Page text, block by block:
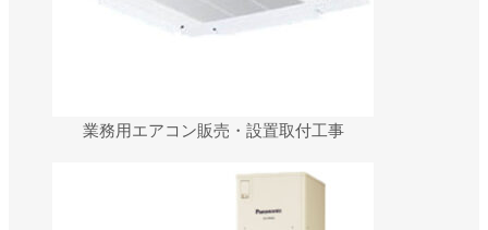
業務用エアコン販売・設置取付工事